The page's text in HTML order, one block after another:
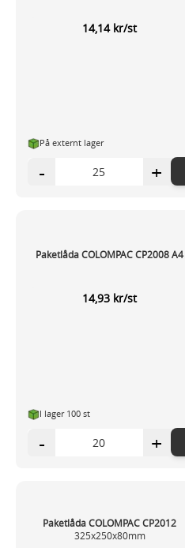
14,14 kr/st
På externt lager
- +
Paketlåda COLOMPAC CP2008 A4
14,93 kr/st
I lager 100 st
- +
Paketlåda COLOMPAC CP2012
325x250x80mm